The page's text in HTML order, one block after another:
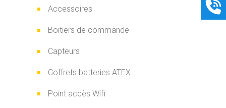
Accessoires
Boitiers de commande
Capteurs
Coffrets batteries ATEX
Point accès Wifi